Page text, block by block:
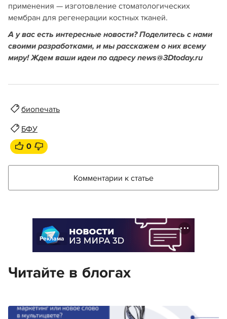
применения — изготовление стоматологических
мембран для регенерации костных тканей.
А у вас есть интересные новости? Поделитесь с нами
своими разработками, и мы расскажем о них всему
миру! Ждем ваши идеи по адресу news@3Dtoday.ru
биопечать
БФУ
0
Комментарии к статье
Реклама
Читайте в блогах